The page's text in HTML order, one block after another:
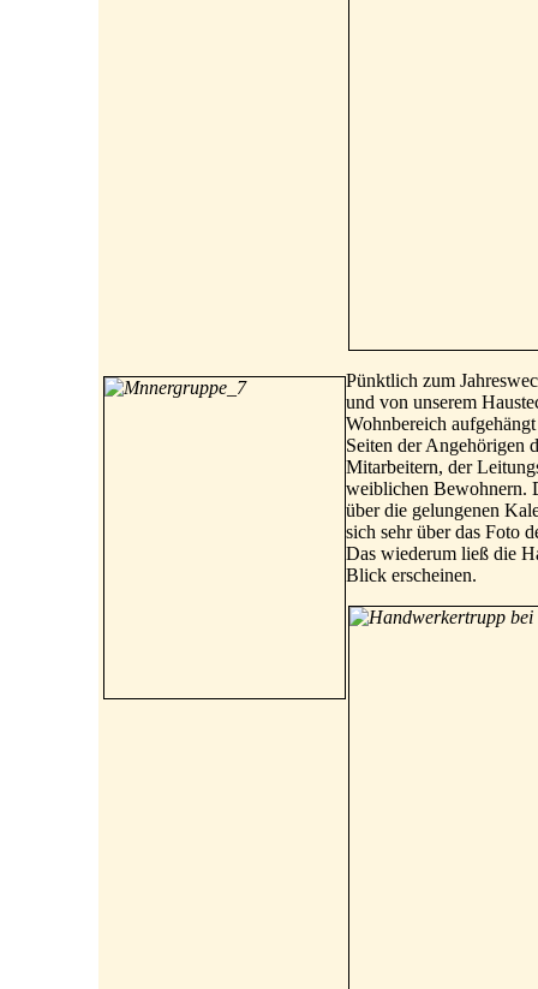
Pünktlich zum
und von unserem
Wohnbereich
Seiten der Angehörigen
Mitarbeitern, der
weiblichen Bewohnern.
über die gelungenen
sich sehr über das Foto
Das wiederum ließ die
Blick erscheinen.